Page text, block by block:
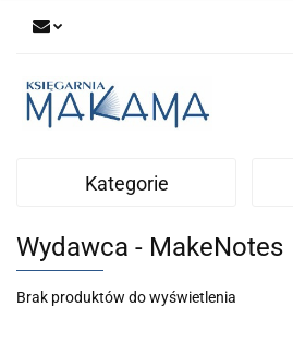
Kategorie
Wydawca - MakeNotes
Brak produktów do wyświetlenia